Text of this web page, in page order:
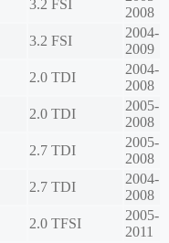
3.2 FSI
2008
3.2 FSI
2004-
2009
2.0 TDI
2004-
2008
2.0 TDI
2005-
2008
2.7 TDI
2005-
2008
2.7 TDI
2004-
2008
2.0 TFSI
2005-
2011